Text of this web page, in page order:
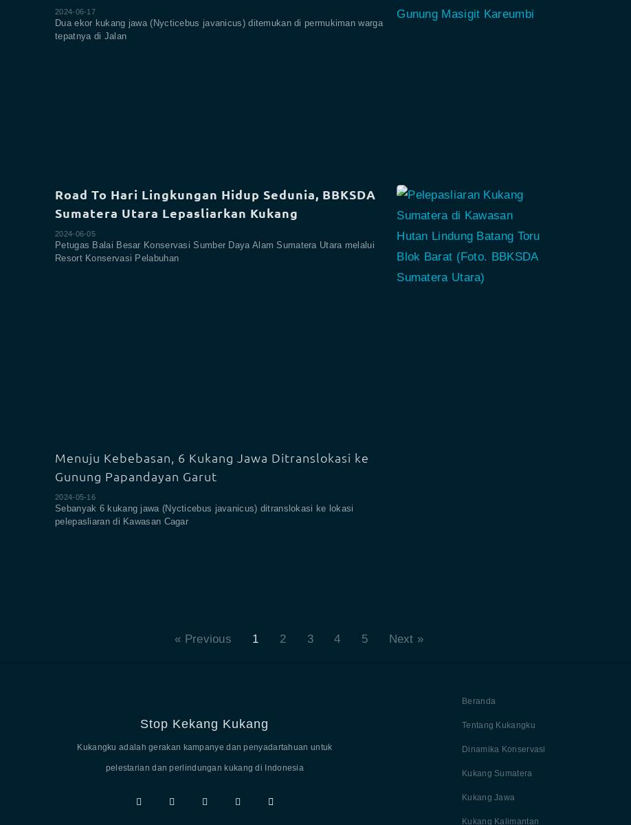
2024-06-17
Dua ekor kukang jawa (Nycticebus javanicus) ditemukan di permukiman warga
tepatnya di Jalan
Road To Hari Lingkungan Hidup Sedunia, BBKSDA
Sumatera Utara Lepasliarkan Kukang
2024-06-05
Petugas Balai Besar Konservasi Sumber Daya Alam Sumatera Utara melalui
Resort Konservasi Pelabuhan
Menuju Kebebasan, 6 Kukang Jawa Ditranslokasi ke
Gunung Papandayan Garut
2024-05-16
Sebanyak 6 kukang jawa (Nycticebus javanicus) ditranslokasi ke lokasi
pelepasliaran di Kawasan Cagar
« Previous 1 2 3 4 5 Next »
Stop Kekang Kukang
Kukangku adalah gerakan kampanye dan penyadartahuan untuk
pelestarian dan perlindungan kukang di Indonesia
Beranda
Tentang Kukangku
Dinamika Konservasi
Kukang Sumatera
Kukang Jawa
Kukang Kalimantan